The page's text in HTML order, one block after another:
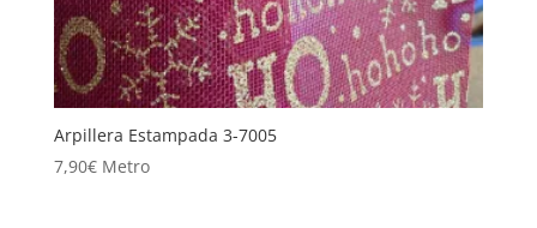
Arpillera Estampada 3-7005
7,90€ Metro